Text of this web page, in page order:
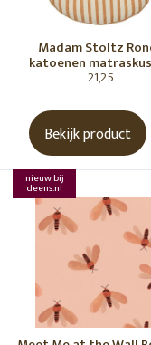
Madam Stoltz
katoenen
Gebroken wit,
21,25
Bekijk product
nieuw bij
deens.nl